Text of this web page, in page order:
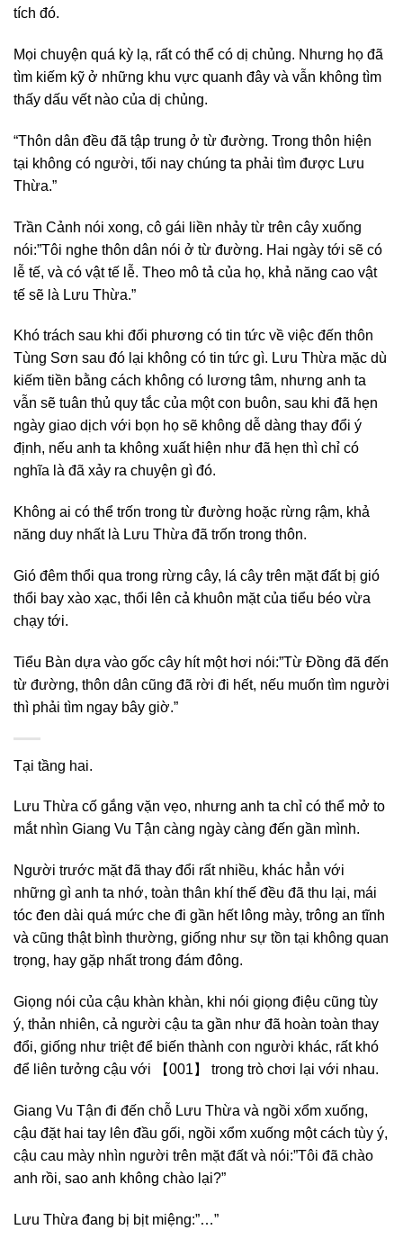
tích đó.
Mọi chuyện quá kỳ lạ, rất có thể có dị chủng. Nhưng họ đã
tìm kiếm kỹ ở những khu vực quanh đây và vẫn không tìm
thấy dấu vết nào của dị chủng.
“Thôn dân đều đã tập trung ở từ đường. Trong thôn hiện
tại không có người, tối nay chúng ta phải tìm được Lưu
Thừa.”
Trần Cảnh nói xong, cô gái liền nhảy từ trên cây xuống
nói:”Tôi nghe thôn dân nói ở từ đường. Hai ngày tới sẽ có
lễ tế, và có vật tế lễ. Theo mô tả của họ, khả năng cao vật
tế sẽ là Lưu Thừa.”
Khó trách sau khi đối phương có tin tức về việc đến thôn
Tùng Sơn sau đó lại không có tin tức gì. Lưu Thừa mặc dù
kiếm tiền bằng cách không có lương tâm, nhưng anh ta
vẫn sẽ tuân thủ quy tắc của một con buôn, sau khi đã hẹn
ngày giao dịch với bọn họ sẽ không dễ dàng thay đổi ý
định, nếu anh ta không xuất hiện như đã hẹn thì chỉ có
nghĩa là đã xảy ra chuyện gì đó.
Không ai có thể trốn trong từ đường hoặc rừng rậm, khả
năng duy nhất là Lưu Thừa đã trốn trong thôn.
Gió đêm thổi qua trong rừng cây, lá cây trên mặt đất bị gió
thổi bay xào xạc, thổi lên cả khuôn mặt của tiểu béo vừa
chạy tới.
Tiểu Bàn dựa vào gốc cây hít một hơi nói:”Từ Đồng đã đến
từ đường, thôn dân cũng đã rời đi hết, nếu muốn tìm người
thì phải tìm ngay bây giờ.”
Tại tầng hai.
Lưu Thừa cố gắng vặn vẹo, nhưng anh ta chỉ có thể mở to
mắt nhìn Giang Vu Tận càng ngày càng đến gần mình.
Người trước mặt đã thay đổi rất nhiều, khác hẳn với
những gì anh ta nhớ, toàn thân khí thế đều đã thu lại, mái
tóc đen dài quá mức che đi gần hết lông mày, trông an tĩnh
và cũng thật bình thường, giống như sự tồn tại không quan
trọng, hay gặp nhất trong đám đông.
Giọng nói của cậu khàn khàn, khi nói giọng điệu cũng tùy
ý, thản nhiên, cả người cậu ta gần như đã hoàn toàn thay
đổi, giống như triệt để biến thành con người khác, rất khó
để liên tưởng cậu với 【001】 trong trò chơi lại với nhau.
Giang Vu Tận đi đến chỗ Lưu Thừa và ngồi xổm xuống,
cậu đặt hai tay lên đầu gối, ngồi xổm xuống một cách tùy ý,
cậu cau mày nhìn người trên mặt đất và nói:”Tôi đã chào
anh rồi, sao anh không chào lại?”
Lưu Thừa đang bị bịt miệng:”…”